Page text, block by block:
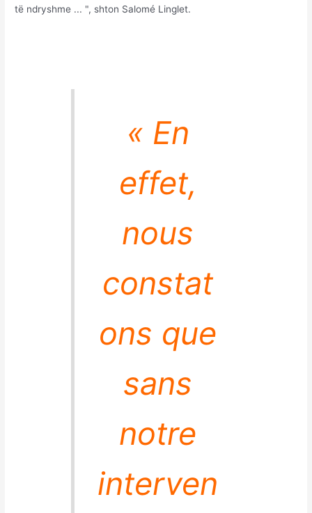
të ndryshme ... ", shton Salomé Linglet.
« En
effet,
nous
constat
ons que
sans
notre
interven